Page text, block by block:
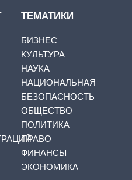
ТЕМАТИКИ
БИЗНЕС
КУЛЬТУРА
НАУКА
НАЦИОНАЛЬНАЯ
БЕЗОПАСНОСТЬ
ОБЩЕСТВО
ПОЛИТИКА
ПРАВО
ФИНАНСЫ
ЭКОНОМИКА